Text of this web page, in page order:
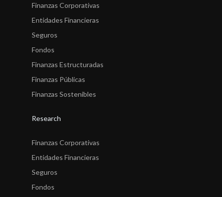
Finanzas Corporativas
Entidades Financieras
Seguros
Fondos
Finanzas Estructuradas
Finanzas Públicas
Finanzas Sostenibles
Research
Finanzas Corporativas
Entidades Financieras
Seguros
Fondos